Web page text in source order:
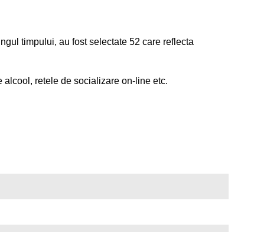
timpului, au fost selectate 52 care reflecta
retele de socializare on-line etc.